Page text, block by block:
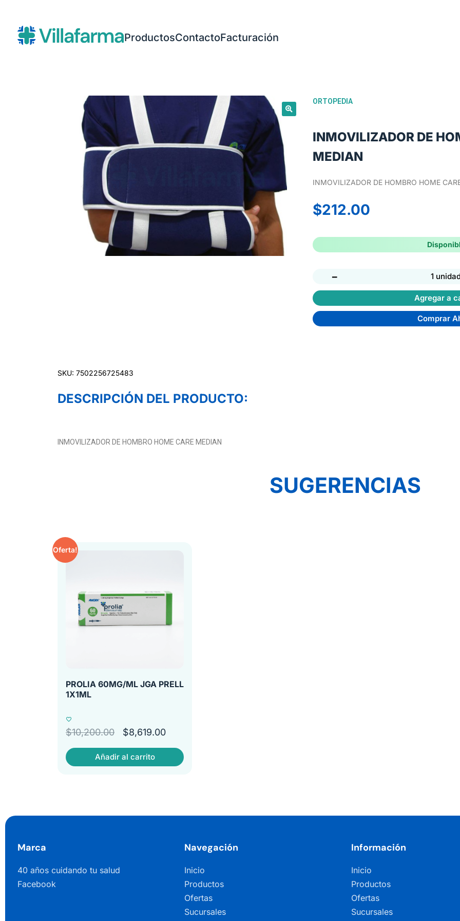
ProductosContactoFacturación
ORTOPEDIA
INMOVILIZADOR DE
MEDIAN
INMOVILIZADOR DE HOMBRO HOME
$212.00
− 1
Agregar a
Comprar
SKU: 7502256725483
DESCRIPCIÓN DEL PRODUCTO:
INMOVILIZADOR DE HOMBRO HOME CARE MEDIAN
SUGERENCIAS
Oferta!
PROLIA 60MG/ML JGA PRELL
1X1ML
$10,200.00 $8,619.00
Añadir al carrito
Marca
40 años cuidando tu salud
Facebook
Navegación
Inicio
Productos
Ofertas
Sucursales
Información
Inicio
Productos
Ofertas
Sucursales